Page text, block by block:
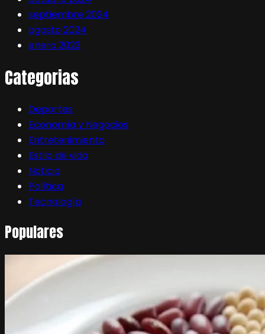
septiembre 2024
agosto 2024
enero 2023
Categorias
Deportes
Economía y Negocios
Entretenimiento
Estilo de vida
Noticia
Política
Tecnología
Populares